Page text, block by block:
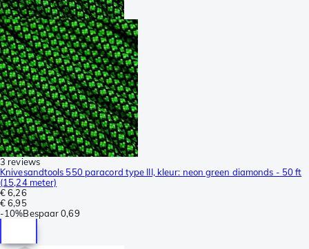
3 reviews
Knivesandtools 550 paracord type III, kleur: neon green diamonds - 50 ft
(15,24 meter)
€ 6,26
€ 6,95
-10%Bespaar 0,69